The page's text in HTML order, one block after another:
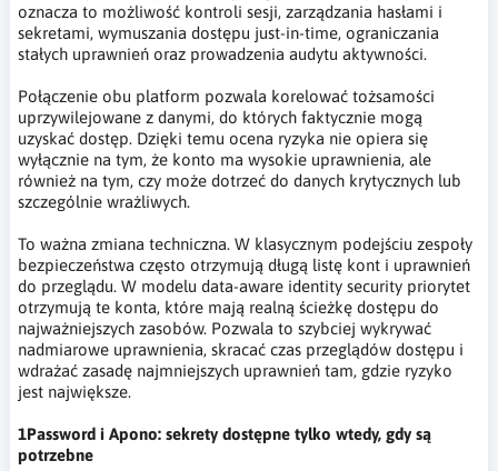
oznacza to możliwość kontroli sesji, zarządzania hasłami i
sekretami, wymuszania dostępu just-in-time, ograniczania
stałych uprawnień oraz prowadzenia audytu aktywności.
Połączenie obu platform pozwala korelować tożsamości
uprzywilejowane z danymi, do których faktycznie mogą
uzyskać dostęp. Dzięki temu ocena ryzyka nie opiera się
wyłącznie na tym, że konto ma wysokie uprawnienia, ale
również na tym, czy może dotrzeć do danych krytycznych lub
szczególnie wrażliwych.
To ważna zmiana techniczna. W klasycznym podejściu zespoły
bezpieczeństwa często otrzymują długą listę kont i uprawnień
do przeglądu. W modelu data-aware identity security priorytet
otrzymują te konta, które mają realną ścieżkę dostępu do
najważniejszych zasobów. Pozwala to szybciej wykrywać
nadmiarowe uprawnienia, skracać czas przeglądów dostępu i
wdrażać zasadę najmniejszych uprawnień tam, gdzie ryzyko
jest największe.
1Password i Apono: sekrety dostępne tylko wtedy, gdy są
potrzebne